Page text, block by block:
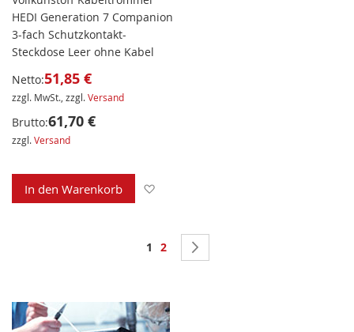
HEDI Generation 7 Companion
3-fach Schutzkontakt-
Steckdose Leer ohne Kabel
Netto:51,85 €
zzgl. MwSt., zzgl.Versand
Brutto:61,70 €
zzgl.Versand
In den Warenkorb
Seite
Sie lesen gerade Seite
1 Seite
2